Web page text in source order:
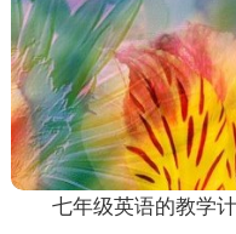
七年级英语的教学